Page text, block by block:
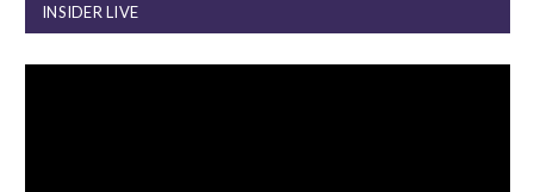
INSIDER LIVE